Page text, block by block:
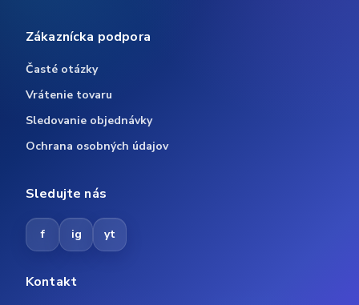
Zákaznícka podpora
Časté otázky
Vrátenie tovaru
Sledovanie objednávky
Ochrana osobných údajov
Sledujte nás
f ig yt
Kontakt